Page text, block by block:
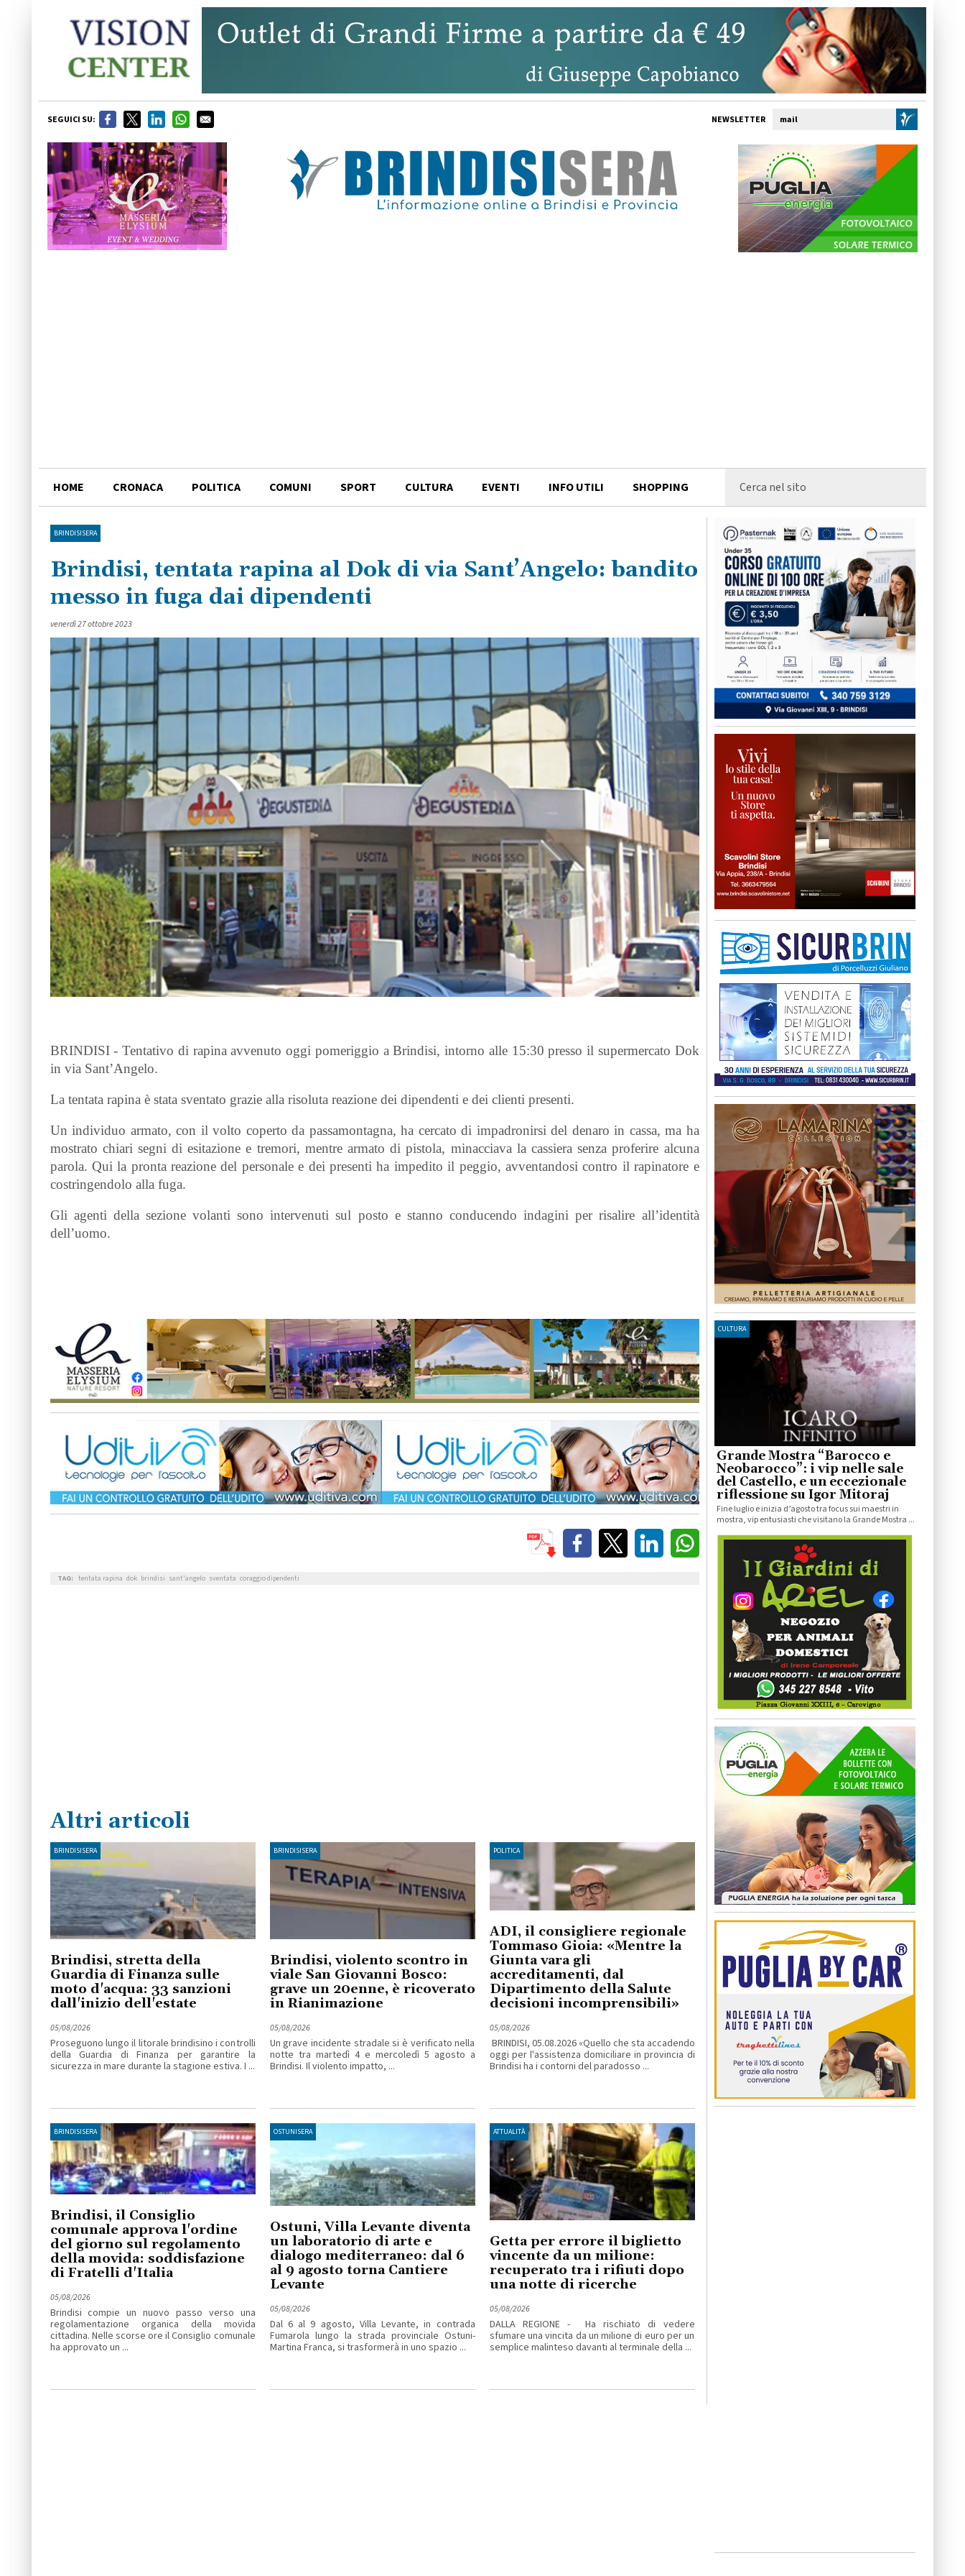
SEGUICI SU: NEWSLETTER
HOME CRONACA POLITICA COMUNI SPORT CULTURA EVENTI INFO UTILI SHOPPING
BRINDISISERA
Brindisi, tentata rapina al Dok di via Sant’Angelo: bandito
messo in fuga dai dipendenti
venerdì 27 ottobre 2023
BRINDISI - Tentativo di rapina avvenuto oggi pomeriggio a Brindisi, intorno alle 15:30 presso il supermercato Dok
in via Sant’Angelo.
La tentata rapina è stata sventato grazie alla risoluta reazione dei dipendenti e dei clienti presenti.
Un individuo armato, con il volto coperto da passamontagna, ha cercato di impadronirsi del denaro in cassa, ma ha
mostrato chiari segni di esitazione e tremori, mentre armato di pistola, minacciava la cassiera senza proferire alcuna
parola. Qui la pronta reazione del personale e dei presenti ha impedito il peggio, avventandosi contro il rapinatore e
costringendolo alla fuga.
Gli agenti della sezione volanti sono intervenuti sul posto e stanno conducendo indagini per risalire all’identità
dell’uomo.
TAG: tentata rapina dok brindisi sant'angelo sventata coraggio dipendenti
Altri articoli
BRINDISISERA
Brindisi, stretta della
Guardia di Finanza sulle
moto d'acqua: 33 sanzioni
dall'inizio dell'estate
05/08/2026
Proseguono lungo il litorale brindisino i controlli
della Guardia di Finanza per garantire la
sicurezza in mare durante la stagione estiva. I ...
BRINDISISERA
Brindisi, violento scontro in
viale San Giovanni Bosco:
grave un 20enne, è ricoverato
in Rianimazione
05/08/2026
Un grave incidente stradale si è verificato nella
notte tra martedì 4 e mercoledì 5 agosto a
Brindisi. Il violento impatto, ...
POLITICA
ADI, il consigliere regionale
Tommaso Gioia: «Mentre la
Giunta vara gli
accreditamenti, dal
Dipartimento della Salute
decisioni incomprensibili»
05/08/2026
BRINDISI, 05.08.2026 «Quello che sta accadendo
oggi per l'assistenza domiciliare in provincia di
Brindisi ha i contorni del paradosso ...
BRINDISISERA
Brindisi, il Consiglio
comunale approva l'ordine
del giorno sul regolamento
della movida: soddisfazione
di Fratelli d'Italia
05/08/2026
Brindisi compie un nuovo passo verso una
regolamentazione organica della movida
cittadina. Nelle scorse ore il Consiglio comunale
ha approvato un ...
OSTUNISERA
Ostuni, Villa Levante diventa
un laboratorio di arte e
dialogo mediterraneo: dal 6
al 9 agosto torna Cantiere
Levante
05/08/2026
Dal 6 al 9 agosto, Villa Levante, in contrada
Fumarola lungo la strada provinciale Ostuni-
Martina Franca, si trasformerà in uno spazio ...
ATTUALITÀ
Getta per errore il biglietto
vincente da un milione:
recuperato tra i rifiuti dopo
una notte di ricerche
05/08/2026
DALLA REGIONE - Ha rischiato di vedere
sfumare una vincita da un milione di euro per un
semplice malinteso davanti al terminale della ...
CULTURA
Grande Mostra “Barocco e
Neobarocco”: i vip nelle sale
del Castello, e un eccezionale
riflessione su Igor Mitoraj
Fine luglio e inizia d’agosto tra focus sui maestri in
mostra, vip entusiasti che visitano la Grande Mostra ...